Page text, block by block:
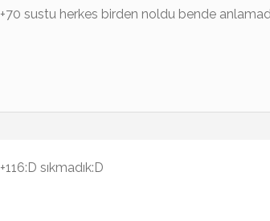
+70 sustu herkes birden noldu bende
+116:D sıkmadık:D